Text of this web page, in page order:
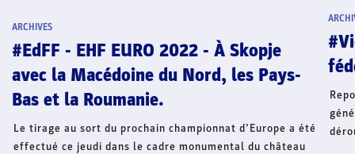
ARCHIVES
#EdFF - EHF EURO 2022 - À Skopje
avec la Macédoine du Nord, les Pays-
Bas et la Roumanie.
Le tirage au sort du prochain championnat d’Europe a été
effectué ce jeudi dans le cadre monumental du château